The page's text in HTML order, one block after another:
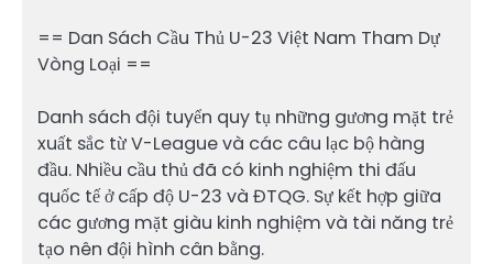
== Dan Sách Cầu Thủ U-23 Việt Nam Tham Dự
Vòng Loại ==
Danh sách đội tuyển quy tụ những gương mặt trẻ
xuất sắc từ V-League và các câu lạc bộ hàng
đầu. Nhiều cầu thủ đã có kinh nghiệm thi đấu
quốc tế ở cấp độ U-23 và ĐTQG. Sự kết hợp giữa
các gương mặt giàu kinh nghiệm và tài năng trẻ
tạo nên đội hình cân bằng.